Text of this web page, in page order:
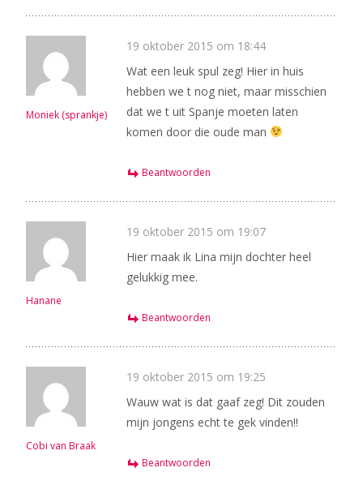
Moniek (sprankje)
19 oktober 2015 om 18:44
Wat een leuk spul zeg! Hier in huis
hebben we t nog niet, maar misschien
dat we t uit Spanje moeten laten
komen door die oude man
Beantwoorden
Hanane
19 oktober 2015 om 19:07
Hier maak ik Lina mijn dochter heel
gelukkig mee.
Beantwoorden
Cobi van Braak
19 oktober 2015 om 19:25
Wauw wat is dat gaaf zeg! Dit zouden
mijn jongens echt te gek vinden!!
Beantwoorden